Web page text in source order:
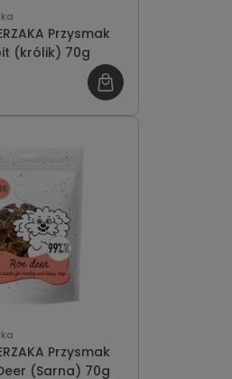
Przysmak
(królik) 70g
Przysmak
Deer (Sarna) 70g